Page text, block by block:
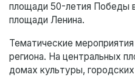
площади 50-летия Победы
площади Ленина.
Тематические
региона. На центральных
домах культуры,